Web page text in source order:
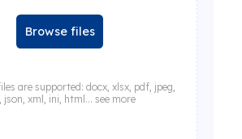
Browse files
are supported: docx, xlsx, pdf, jpeg,
json, xml, ini, html... see more